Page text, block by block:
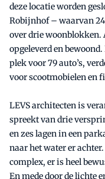
deze locatie worden
Robijnhof – waarvan
over drie woonblokken.
opgeleverd en
plek voor 79 auto’s,
voor scootmobielen en
LEVS architecten is
spreekt van drie
en zes lagen in een
naar het water er achter.
complex, er is heel
En mede door de lichte